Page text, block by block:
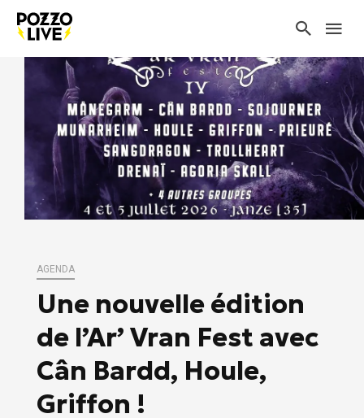
AGENDA
Une nouvelle édition
de l’Ar’ Vran Fest avec
Cân Bardd, Houle,
Griffon !